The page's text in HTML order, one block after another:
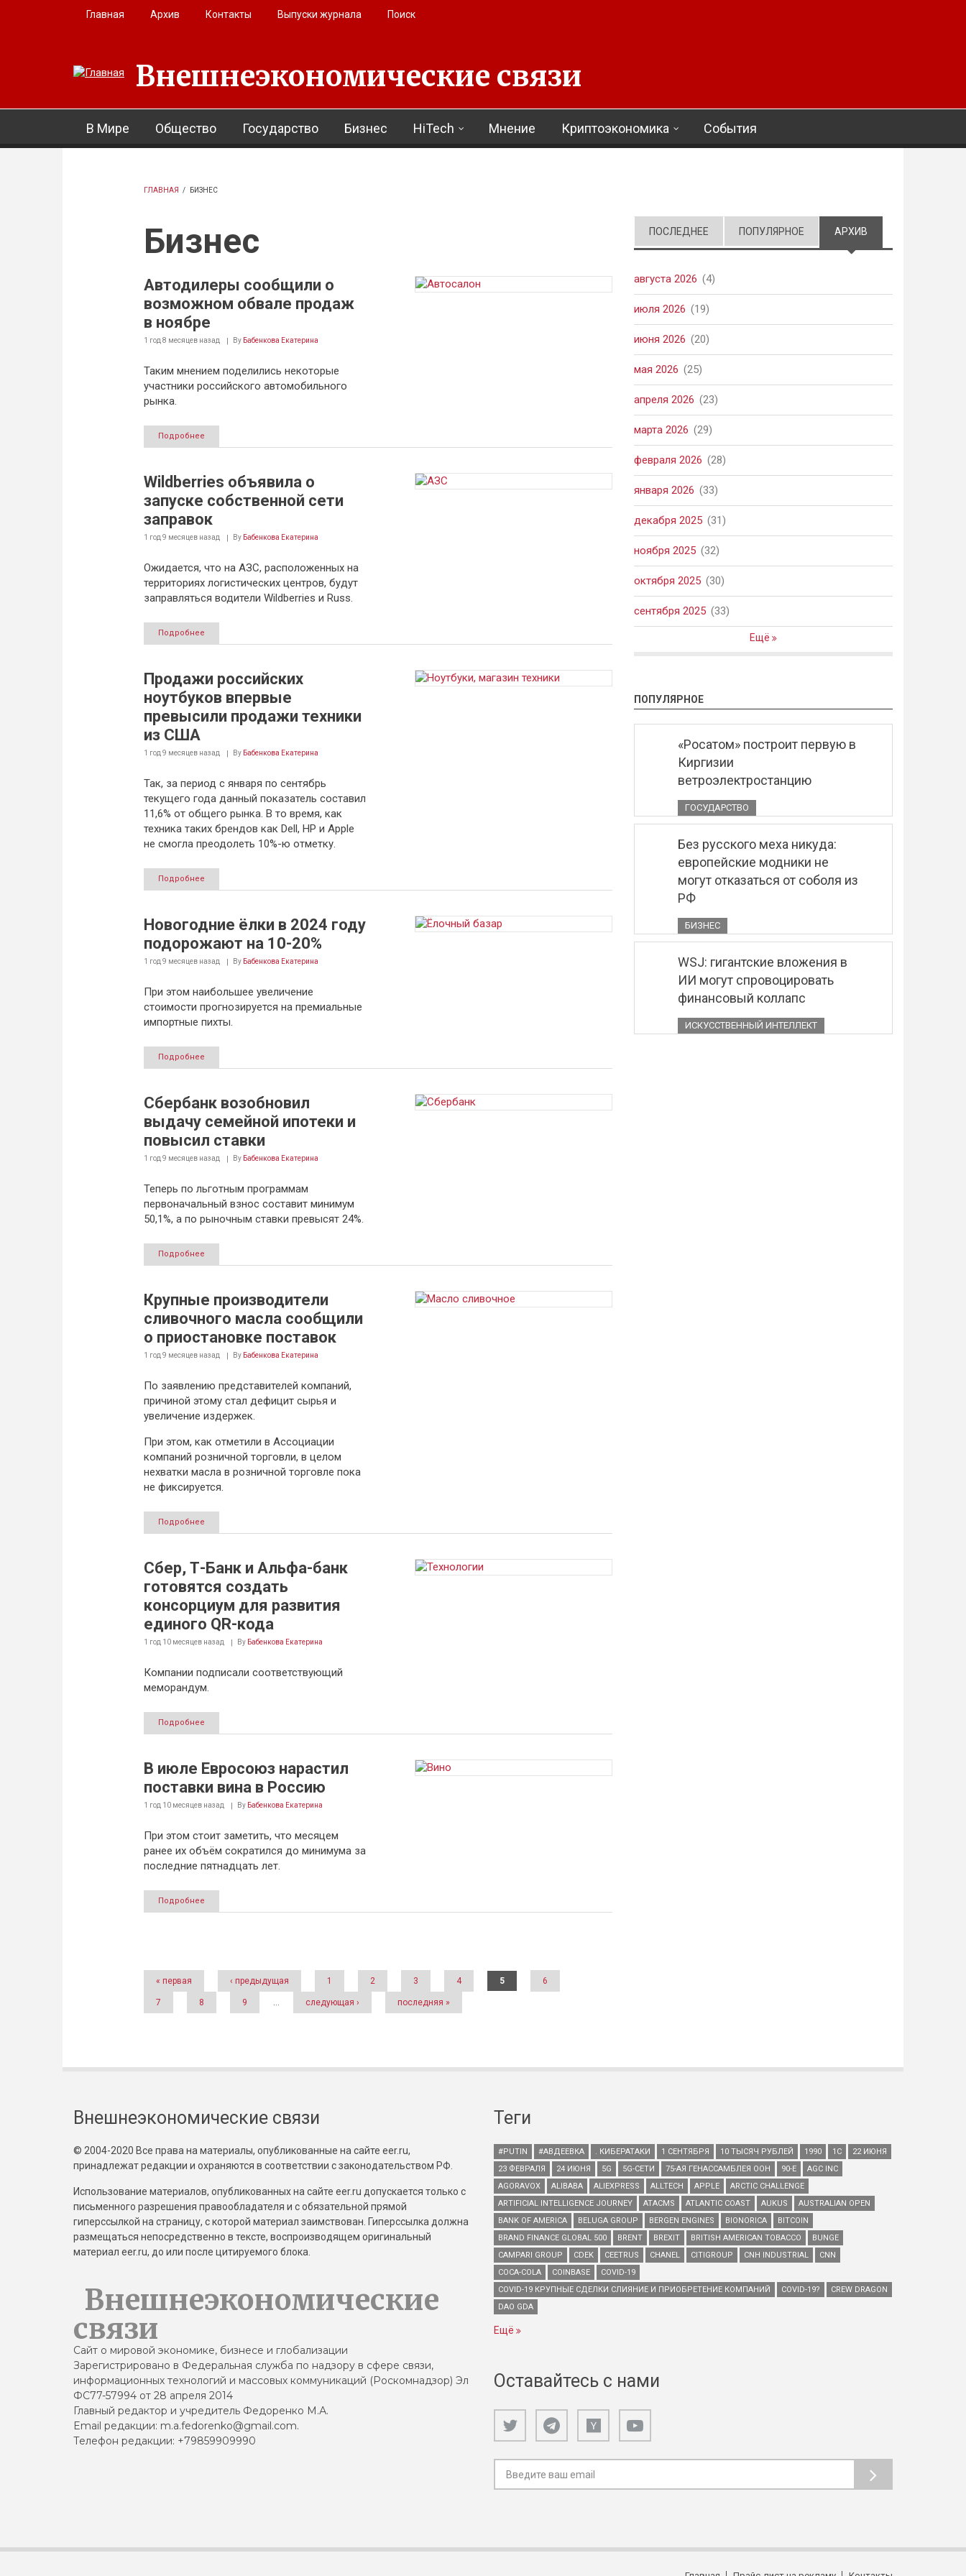
Перейти к основному содержанию
Главная Архив Контакты Выпуски журнала Поиск
Внешнеэкономические связи
В Мире Общество Государство Бизнес HiTech Мнение Криптоэкономика События
ГЛАВНАЯ / БИЗНЕС
Бизнес
Автодилеры сообщили о
возможном обвале продаж
в ноябре
1 год 8 месяцевназад By Бабенкова Екатерина
Таким мнением поделились некоторые
участники российского автомобильного
рынка.
Подробнее
Wildberries объявила о
запуске собственной сети
заправок
1 год 9 месяцевназад By Бабенкова Екатерина
Ожидается, что на АЗС, расположенных на
территориях логистических центров, будут
заправляться водители Wildberries и Russ.
Подробнее
Продажи российских
ноутбуков впервые
превысили продажи техники
из США
1 год 9 месяцевназад By Бабенкова Екатерина
Так, за период с января по сентябрь
текущего года данный показатель составил
11,6% от общего рынка. В то время, как
техника таких брендов как Dell, HP и Apple
не смогла преодолеть 10%-ю отметку.
Подробнее
Новогодние ёлки в 2024 году
подорожают на 10-20%
1 год 9 месяцевназад By Бабенкова Екатерина
При этом наибольшее увеличение
стоимости прогнозируется на премиальные
импортные пихты.
Подробнее
Сбербанк возобновил
выдачу семейной ипотеки и
повысил ставки
1 год 9 месяцевназад By Бабенкова Екатерина
Теперь по льготным программам
первоначальный взнос составит минимум
50,1%, а по рыночным ставки превысят 24%.
Подробнее
Крупные производители
сливочного масла сообщили
о приостановке поставок
1 год 9 месяцевназад By Бабенкова Екатерина
По заявлению представителей компаний,
причиной этому стал дефицит сырья и
увеличение издержек.
При этом, как отметили в Ассоциации
компаний розничной торговли, в целом
нехватки масла в розничной торговле пока
не фиксируется.
Подробнее
Сбер, Т-Банк и Альфа-банк
готовятся создать
консорциум для развития
единого QR-кода
1 год 10 месяцевназад By Бабенкова Екатерина
Компании подписали соответствующий
меморандум.
Подробнее
В июле Евросоюз нарастил
поставки вина в Россию
1 год 10 месяцевназад By Бабенкова Екатерина
При этом стоит заметить, что месяцем
ранее их объём сократился до минимума за
последние пятнадцать лет.
Подробнее
Страницы
« первая ‹ предыдущая 1 2 3 4 5 6
7 8 9 … следующая › последняя »
ПОСЛЕДНЕЕ ПОПУЛЯРНОЕ АРХИВ
августа 2026 (4)
июля 2026 (19)
июня 2026 (20)
мая 2026 (25)
апреля 2026 (23)
марта 2026 (29)
февраля 2026 (28)
января 2026 (33)
декабря 2025 (31)
ноября 2025 (32)
октября 2025 (30)
сентября 2025 (33)
Ещё
ПОПУЛЯРНОЕ
«Росатом» построит первую в
Киргизии
ветроэлектростанцию
ГОСУДАРСТВО
Без русского меха никуда:
европейские модники не
могут отказаться от соболя из
РФ
БИЗНЕС
WSJ: гигантские вложения в
ИИ могут спровоцировать
финансовый коллапс
ИСКУССТВЕННЫЙ ИНТЕЛЛЕКТ
Внешнеэкономические связи
© 2004-2020 Все права на материалы, опубликованные на сайте eer.ru,
принадлежат редакции и охраняются в соответствии с законодательством РФ.
Использование материалов, опубликованных на сайте eer.ru допускается только с
письменного разрешения правообладателя и с обязательной прямой
гиперссылкой на страницу, с которой материал заимствован. Гиперссылка должна
размещаться непосредственно в тексте, воспроизводящем оригинальный
материал eer.ru, до или после цитируемого блока.
Внешнеэкономические
связи
Сайт о мировой экономике, бизнесе и глобализации
Зарегистрировано в Федеральная служба по надзору в сфере связи,
информационных технологий и массовых коммуникаций (Роскомнадзор) Эл
ФС77-57994 от 28 апреля 2014
Главный редактор и учредитель Федоренко М.А.
Email редакции: m.a.fedorenko@gmail.com.
Телефон редакции: +79859909990
Теги
#PUTIN #АВДЕЕВКА . КИБЕРАТАКИ 1 СЕНТЯБРЯ 10 ТЫСЯЧ РУБЛЕЙ 1990 1С
22 ИЮНЯ
23 ФЕВРАЛЯ
24 ИЮНЯ 5G 5G-СЕТИ 75-АЯ ГЕНАССАМБЛЕЯ ООН 90-Е
AGC INC
AGORAVOX
ALIBABA ALIEXPRESS ALLTECH APPLE
ARCTIC CHALLENGE
ARTIFICIAL INTELLIGENCE JOURNEY
ATACMS ATLANTIC COAST AUKUS
AUSTRALIAN OPEN
BANK OF AMERICA
BELUGA GROUP BERGEN ENGINES BIONORICA
BITCOIN
BRAND FINANCE GLOBAL 500
BRENT BREXIT BRITISH AMERICAN TOBACCO
BUNGE
CAMPARI GROUP
CDEK CEETRUS CHANEL CITIGROUP CNH INDUSTRIAL
CNN
COCA-COLA
COINBASE
COVID-19
COVID-19 КРУПНЫЕ СДЕЛКИ СЛИЯНИЕ И ПРИОБРЕТЕНИЕ КОМПАНИЙ
COVID-19?
CREW DRAGON
DAO GDA
Ещё
Оставайтесь с нами